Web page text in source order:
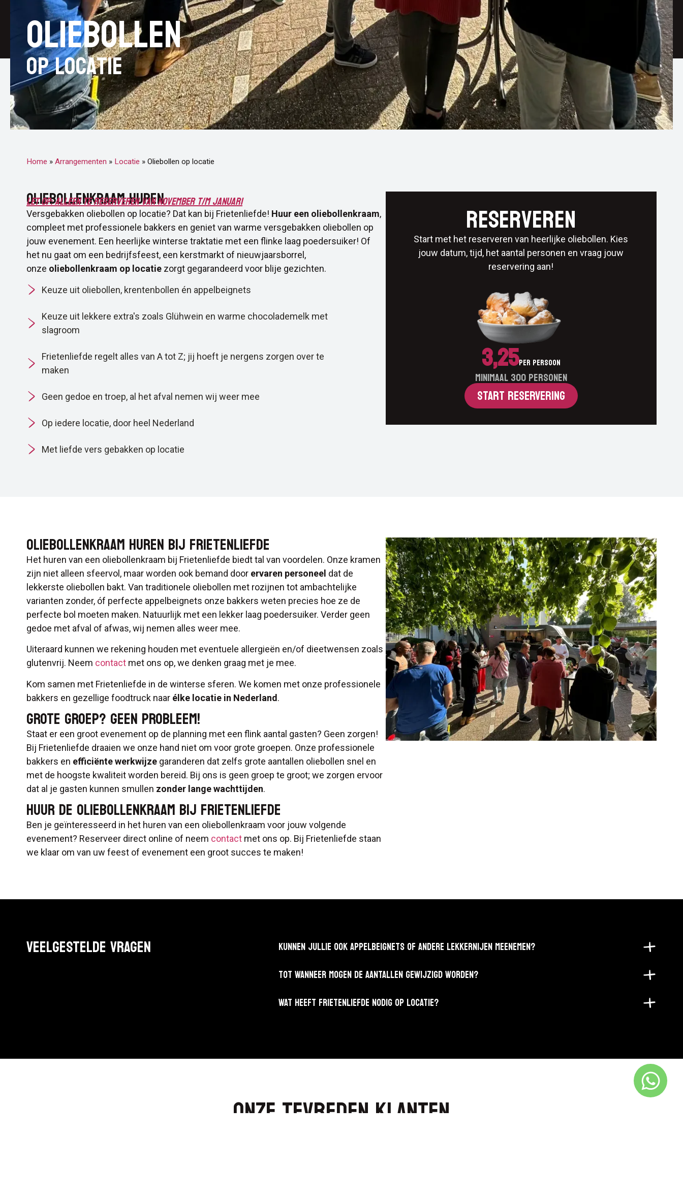
Oliebollen
Op locatie
Home » Arrangementen » Locatie » Oliebollen op locatie
OLIEBOLLENKRAAM HUREN
Let op: alleen te reserveren van november t/m januari
Versgebakken oliebollen op locatie? Dat kan bij Frietenliefde! Huur een oliebollenkraam,
compleet met professionele bakkers en geniet van warme versgebakken oliebollen op
jouw evenement. Een heerlijke winterse traktatie met een flinke laag poedersuiker! Of
het nu gaat om een bedrijfsfeest, een kerstmarkt of nieuwjaarsborrel,
onze oliebollenkraam op locatie zorgt gegarandeerd voor blije gezichten.
Keuze uit oliebollen, krentenbollen én appelbeignets
Keuze uit lekkere extra's zoals Glühwein en warme chocolademelk met
slagroom
Frietenliefde regelt alles van A tot Z; jij hoeft je nergens zorgen over te
maken
Geen gedoe en troep, al het afval nemen wij weer mee
Op iedere locatie, door heel Nederland
Met liefde vers gebakken op locatie
Reserveren
Start met het reserveren van heerlijke oliebollen. Kies
jouw datum, tijd, het aantal personen en vraag jouw
reservering aan!
3,25Per persoon
Minimaal 300 personen
START RESERVERING
OLIEBOLLENKRAAM HUREN BIJ FRIETENLIEFDE
Het huren van een oliebollenkraam bij Frietenliefde biedt tal van voordelen. Onze kramen
zijn niet alleen sfeervol, maar worden ook bemand door ervaren personeel dat de
lekkerste oliebollen bakt. Van traditionele oliebollen met rozijnen tot ambachtelijke
varianten zonder, óf perfecte appelbeignets onze bakkers weten precies hoe ze de
perfecte bol moeten maken. Natuurlijk met een lekker laag poedersuiker. Verder geen
gedoe met afval of afwas, wij nemen alles weer mee.
Uiteraard kunnen we rekening houden met eventuele allergieën en/of dieetwensen zoals
glutenvrij. Neem contact met ons op, we denken graag met je mee.
Kom samen met Frietenliefde in de winterse sferen. We komen met onze professionele
bakkers en gezellige foodtruck naar élke locatie in Nederland.
GROTE GROEP? GEEN PROBLEEM!
Staat er een groot evenement op de planning met een flink aantal gasten? Geen zorgen!
Bij Frietenliefde draaien we onze hand niet om voor grote groepen. Onze professionele
bakkers en efficiënte werkwijze garanderen dat zelfs grote aantallen oliebollen snel en
met de hoogste kwaliteit worden bereid. Bij ons is geen groep te groot; we zorgen ervoor
dat al je gasten kunnen smullen zonder lange wachttijden.
HUUR DE OLIEBOLLENKRAAM BIJ FRIETENLIEFDE
Ben je geïnteresseerd in het huren van een oliebollenkraam voor jouw volgende
evenement? Reserveer direct online of neem contact met ons op. Bij Frietenliefde staan
we klaar om van uw feest of evenement een groot succes te maken!
VEELGESTELDE VRAGEN
KUNNEN JULLIE OOK APPELBEIGNETS OF ANDERE LEKKERNIJEN MEENEMEN?
TOT WANNEER MOGEN DE AANTALLEN GEWIJZIGD WORDEN?
WAT HEEFT FRIETENLIEFDE NODIG OP LOCATIE?
Onze tevreden klanten